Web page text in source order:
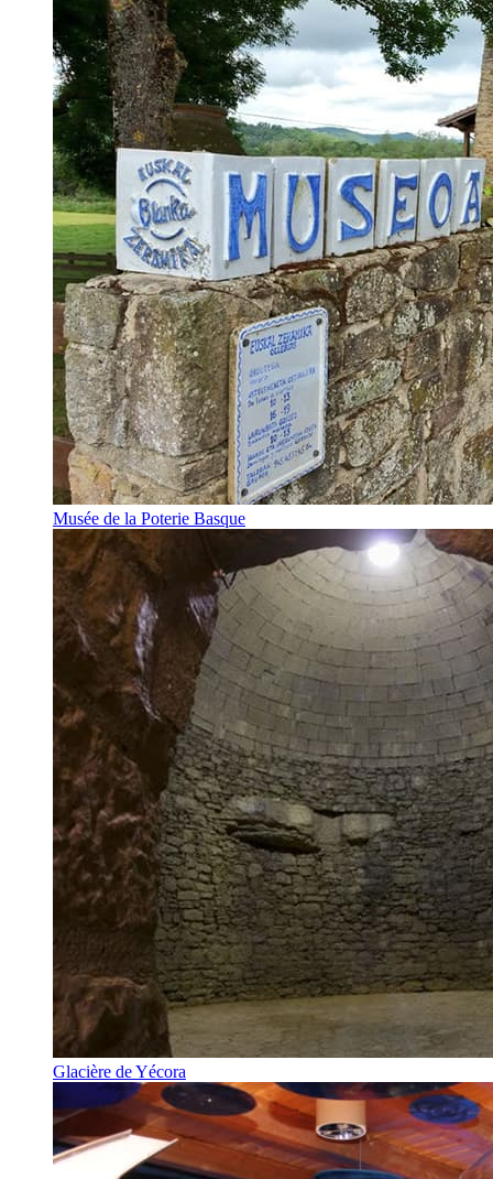
Musée de la Poterie Basque
Glacière de Yécora